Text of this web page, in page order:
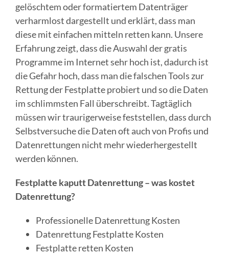
gelöschtem oder formatiertem Datenträger
verharmlost dargestellt und erklärt, dass man
diese mit einfachen mitteln retten kann. Unsere
Erfahrung zeigt, dass die Auswahl der gratis
Programme im Internet sehr hoch ist, dadurch ist
die Gefahr hoch, dass man die falschen Tools zur
Rettung der Festplatte probiert und so die Daten
im schlimmsten Fall überschreibt. Tagtäglich
müssen wir traurigerweise feststellen, dass durch
Selbstversuche die Daten oft auch von Profis und
Datenrettungen nicht mehr wiederhergestellt
werden können.
Festplatte kaputt Datenrettung – was kostet
Datenrettung?
Professionelle Datenrettung Kosten
Datenrettung Festplatte Kosten
Festplatte retten Kosten